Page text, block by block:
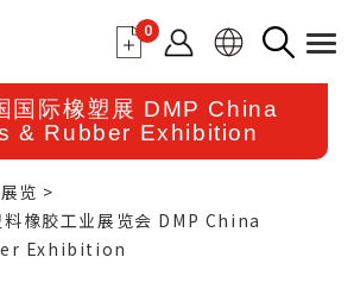
0
国际橡塑展 DMP China
& Rubber Exhibition
展览
橡胶工业展览会 DMP China
Exhibition